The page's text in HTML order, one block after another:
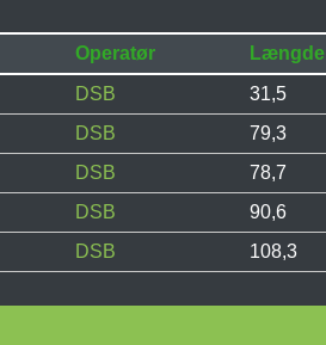
Operatør Længde
DSB 31,5
DSB 79,3
DSB 78,7
DSB 90,6
DSB 108,3